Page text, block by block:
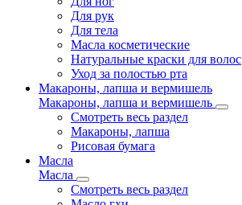
Для рук
Для тела
Масла косметические
Натуральные краски для волос
Уход за полостью рта
Макароны, лапша и вермишель
Макароны, лапша и вермишель
Смотреть весь раздел
Макароны, лапша
Рисовая бумага
Масла
Масла
Смотреть весь раздел